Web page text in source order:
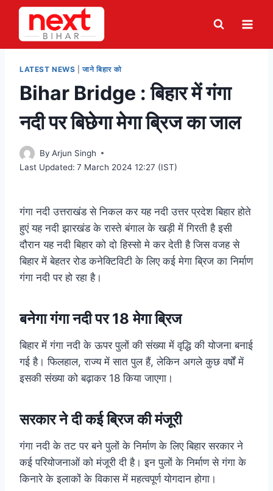
Skip
content
LATEST NEWS |जाने बिहार को
Bihar Bridge : बिहार में गंगा
नदी पर बिछेगा मेगा ब्रिज का जाल
By Arjun Singh
Last Updated: 7 March 2024 12:27 (IST)
गंगा नदी उत्तराखंड से निकल कर यह नदी उत्तर प्रदेश बिहार होते
हुएं यह नदी झारखंड के रास्ते बंगाल के खड़ी में गिरती है इसी
दौरान यह नदी बिहार को दो हिस्सो मे कर देती है जिस वजह से
बिहार में बेहतर रोड कनेक्टिविटी के लिए कई मेगा ब्रिज का निर्माण
गंगा नदी पर हो रहा है।
बनेगा गंगा नदी पर 18 मेगा ब्रिज
बिहार में गंगा नदी के ऊपर पुलों की संख्या में वृद्धि की योजना बनाई
गई है। फिलहाल, राज्य में सात पुल हैं, लेकिन अगले कुछ वर्षों में
इसकी संख्या को बढ़ाकर 18 किया जाएगा।
सरकार ने दी कई ब्रिज की मंजूरी
गंगा नदी के तट पर बने पुलों के निर्माण के लिए बिहार सरकार ने
कई परियोजनाओं को मंजूरी दी है। इन पुलों के निर्माण से गंगा के
किनारे के इलाकों के विकास में महत्वपूर्ण योगदान होगा।